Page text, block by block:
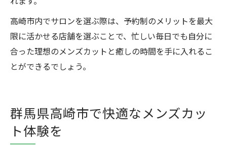
高崎市内でサロンを選ぶ際は、予約制のメリットを最大
限に活かせる店舗を選ぶことで、忙しい毎日でも自分に
合った理想のメンズカットと癒しの時間を手に入れるこ
とができるでしょう。
群馬県高崎市で快適なメンズカッ
ト体験を